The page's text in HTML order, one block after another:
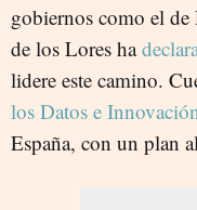
gobiernos como el
de los Lores ha
lidere este camino.
los Datos e
España, con un plan